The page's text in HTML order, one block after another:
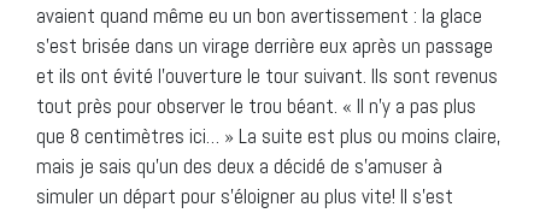
avaient quand même eu un bon avertissement : la glace
s’est brisée dans un virage derrière eux après un passage
et ils ont évité l’ouverture le tour suivant. Ils sont revenus
tout près pour observer le trou béant. « Il n’y a pas plus
que 8 centimètres ici… » La suite est plus ou moins claire,
mais je sais qu’un des deux a décidé de s’amuser à
simuler un départ pour s’éloigner au plus vite! Il s’est